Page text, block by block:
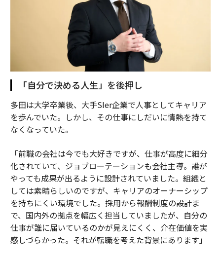
「自分で決める人生」を後押し
多田は大学卒業後、大手SIer企業で人事としてキャリア
を歩んでいた。しかし、その仕事にしだいに情熱を持て
なくなっていた。
「前職の会社は今でも大好きですが、仕事が高度に細分
化されていて、ジョブローテーションも会社主導。誰が
やっても成果が出るように設計されていました。組織と
しては素晴らしいのですが、キャリアのオーナーシップ
を持ちにくい環境でした。採用から報酬制度の設計ま
で、国内外の拠点を幅広く担当していましたが、自分の
仕事が誰に届いているのかが見えにくく、介在価値を実
感しづらかった。それが転職を考えた背景にあります」